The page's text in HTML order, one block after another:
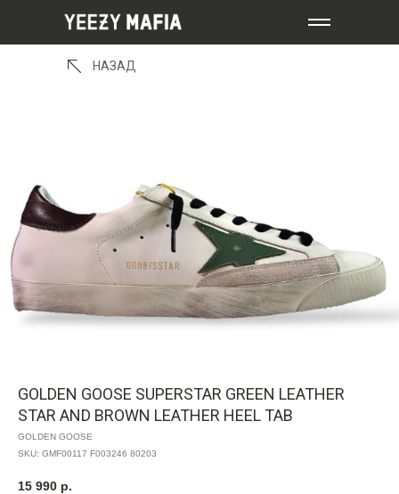
НАЗАД
GOLDEN GOOSE SUPERSTAR GREEN LEATHER
STAR AND BROWN LEATHER HEEL TAB
GOLDEN GOOSE
SKU: GMF00117 F003246 80203
15 990 р.